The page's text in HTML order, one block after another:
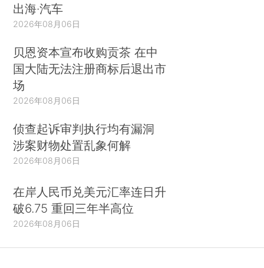
出海·汽车
2026年08月06日
贝恩资本宣布收购贡茶 在中
国大陆无法注册商标后退出市
场
2026年08月06日
侦查起诉审判执行均有漏洞
涉案财物处置乱象何解
2026年08月06日
在岸人民币兑美元汇率连日升
破6.75 重回三年半高位
2026年08月06日